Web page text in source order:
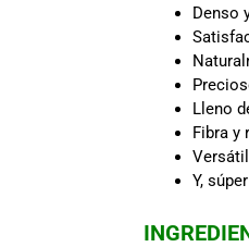
Denso
Lleno
Fibra y
Versátil
Y,